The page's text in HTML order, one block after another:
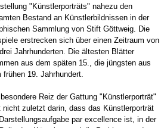
"Künstlerporträts" nahezu den
Bestand an Künstlerbildnissen in der
Sammlung von Stift Göttweig. Die
erstrecken sich über einen Zeitraum von
Jahrhunderten. Die ältesten Blätter
aus dem späten 15., die jüngsten aus
frühen 19. Jahrhundert.
besondere Reiz der Gattung "Künstlerporträt"
nicht zuletzt darin, dass das Künstlerporträt
par excellence ist, in der